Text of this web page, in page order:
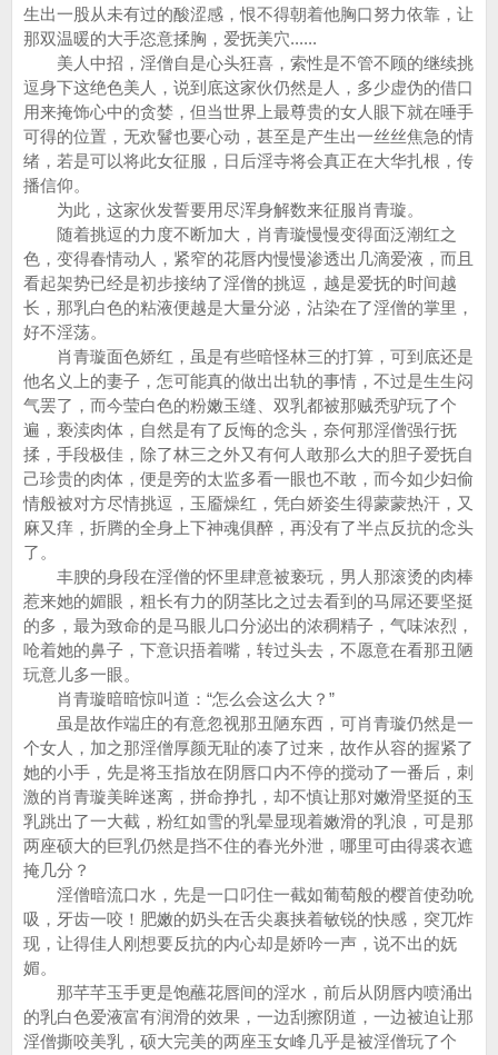
生出一股从未有过的酸涩感，恨不得朝着他胸口努力依靠，让
那双温暖的大手恣意揉胸，爱抚美穴......
美人中招，淫僧自是心头狂喜，索性是不管不顾的继续挑
逗身下这绝色美人，说到底这家伙仍然是人，多少虚伪的借口
用来掩饰心中的贪婪，但当世界上最尊贵的女人眼下就在唾手
可得的位置，无欢鬙也要心动，甚至是产生出一丝丝焦急的情
绪，若是可以将此女征服，日后淫寺将会真正在大华扎根，传
播信仰。
为此，这家伙发誓要用尽浑身解数来征服肖青璇。
随着挑逗的力度不断加大，肖青璇慢慢变得面泛潮红之
色，变得春情动人，紧窄的花唇内慢慢渗透出几滴爱液，而且
看起架势已经是初步接纳了淫僧的挑逗，越是爱抚的时间越
长，那乳白色的粘液便越是大量分泌，沾染在了淫僧的掌里，
好不淫荡。
肖青璇面色娇红，虽是有些暗怪林三的打算，可到底还是
他名义上的妻子，怎可能真的做出出轨的事情，不过是生生闷
气罢了，而今莹白色的粉嫩玉缝、双乳都被那贼秃驴玩了个
遍，亵渎肉体，自然是有了反悔的念头，奈何那淫僧强行抚
揉，手段极佳，除了林三之外又有何人敢那么大的胆子爱抚自
己珍贵的肉体，便是旁的太监多看一眼也不敢，而今如少妇偷
情般被对方尽情挑逗，玉靥燥红，凭白娇姿生得蒙蒙热汗，又
麻又痒，折腾的全身上下神魂俱醉，再没有了半点反抗的念头
了。
丰腴的身段在淫僧的怀里肆意被亵玩，男人那滚烫的肉棒
惹来她的媚眼，粗长有力的阴茎比之过去看到的马屌还要坚挺
的多，最为致命的是马眼儿口分泌出的浓稠精子，气味浓烈，
呛着她的鼻子，下意识捂着嘴，转过头去，不愿意在看那丑陋
玩意儿多一眼。
肖青璇暗暗惊叫道：“怎么会这么大？”
虽是故作端庄的有意忽视那丑陋东西，可肖青璇仍然是一
个女人，加之那淫僧厚颜无耻的凑了过来，故作从容的握紧了
她的小手，先是将玉指放在阴唇口内不停的搅动了一番后，刺
激的肖青璇美眸迷离，拼命挣扎，却不慎让那对嫩滑坚挺的玉
乳跳出了一大截，粉红如雪的乳晕显现着嫩滑的乳浪，可是那
两座硕大的巨乳仍然是挡不住的春光外泄，哪里可由得裘衣遮
掩几分？
淫僧暗流口水，先是一口叼住一截如葡萄般的樱首使劲吮
吸，牙齿一咬！肥嫩的奶头在舌尖裹挟着敏锐的快感，突兀炸
现，让得佳人刚想要反抗的内心却是娇吟一声，说不出的妩
媚。
那芊芊玉手更是饱蘸花唇间的淫水，前后从阴唇内喷涌出
的乳白色爱液富有润滑的效果，一边刮擦阴道，一边被迫让那
淫僧撕咬美乳，硕大完美的两座玉女峰几乎是被淫僧玩了个